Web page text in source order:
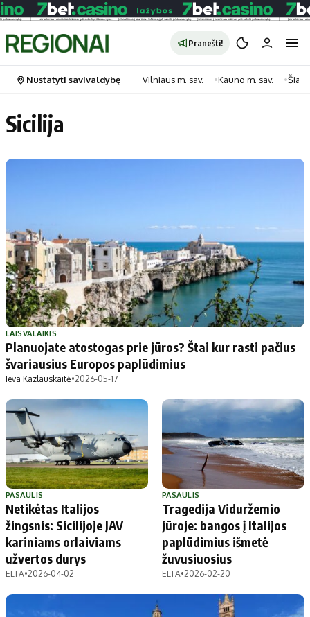
Pranešti!
Portalas
Pradinis puslapis
Regionai
Lietuva
Pasaulis
Politika
Patarimai
Dirbtinis intelektas
Gineso rekordai
Transportas
Laisvalaikis
Maistas
Sveikata
Technologijos
Indėlių palūkanos
Ekonomikos naujienos
Didžiosios savivaldybės
Vilniaus miesto
Kauno miesto
Klaipėdos miesto
Panevėžio miesto
Šiaulių miesto
Alytaus miesto
Marijampolės
Kitos savivaldybės
Druskininkų
Utenos rajono
Jonavos rajono
Vilkaviškio rajono
Tauragės rajono
Palangos miesto
Prienų rajono
Redakcija
Nustatyti savivaldybę Vilniaus m. sav. Kauno m. sav.
Sicilija
LAISVALAIKIS
Planuojate atostogas prie jūros? Štai kur rasti pačius
švariausius Europos paplūdimius
Ieva Kazlauskaitė•2026-05-17
PASAULIS
Netikėtas Italijos
žingsnis: Sicilijoje JAV
kariniams orlaiviams
užvertos durys
ELTA•2026-04-02
PASAULIS
Tragedija Viduržemio
jūroje: bangos į Italijos
paplūdimius išmetė
žuvusiuosius
ELTA•2026-02-20